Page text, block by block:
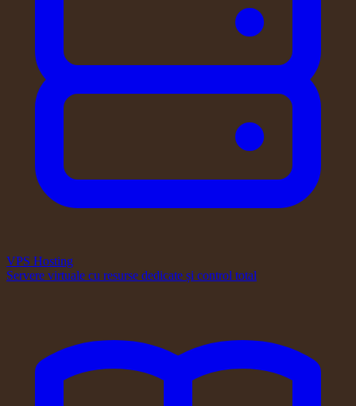
VPS Hosting
Servere virtuale cu resurse dedicate și control total